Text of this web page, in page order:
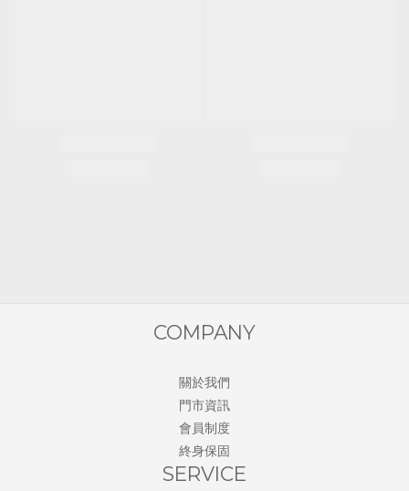
COMPANY
關於我們
門市資訊
會員制度
終身保固
SERVICE